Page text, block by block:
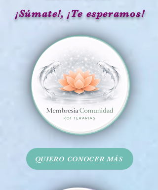
¡Súmate!, ¡Te esperamos!
QUIERO CONOCER MÁS